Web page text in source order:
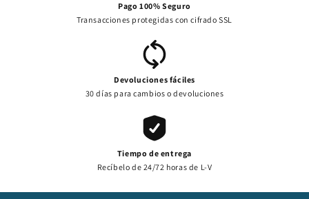
Pago 100% Seguro
Transacciones protegidas con cifrado SSL
Devoluciones fáciles
30 días para cambios o devoluciones
Tiempo de entrega
Recíbelo de 24/72 horas de L-V